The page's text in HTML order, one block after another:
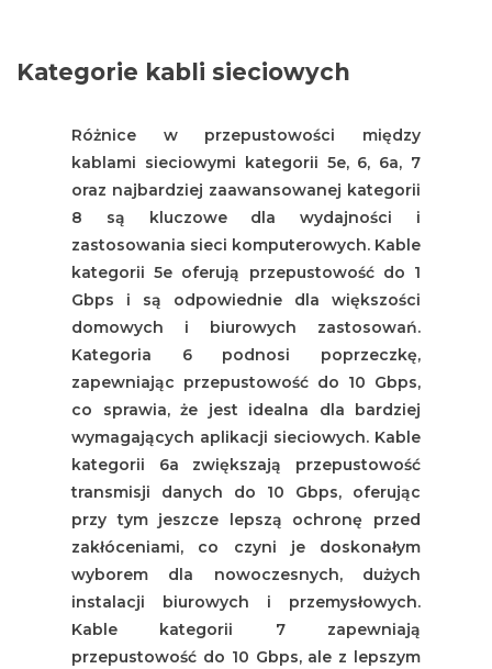
Kategorie kabli sieciowych
Różnice w przepustowości między
kablami sieciowymi kategorii 5e, 6, 6a, 7
oraz najbardziej zaawansowanej kategorii
8 są kluczowe dla wydajności i
zastosowania sieci komputerowych. Kable
kategorii 5e oferują przepustowość do 1
Gbps i są odpowiednie dla większości
domowych i biurowych zastosowań.
Kategoria 6 podnosi poprzeczkę,
zapewniając przepustowość do 10 Gbps,
co sprawia, że jest idealna dla bardziej
wymagających aplikacji sieciowych. Kable
kategorii 6a zwiększają przepustowość
transmisji danych do 10 Gbps, oferując
przy tym jeszcze lepszą ochronę przed
zakłóceniami, co czyni je doskonałym
wyborem dla nowoczesnych, dużych
instalacji biurowych i przemysłowych.
Kable kategorii 7 zapewniają
przepustowość do 10 Gbps, ale z lepszym